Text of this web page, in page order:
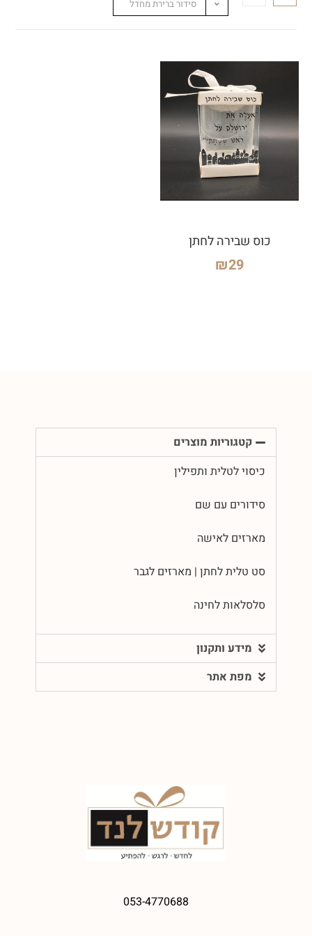
סידור ברירת מחדל
כוס שבירה לחתן
₪29
קטגוריות מוצרים
כיסוי לטלית ותפילין
סידורים עם שם
מארזים לאישה
סט טלית לחתן | מארזים לגבר
סלסלאות לחינה
מידע ותקנון
מפת אתר
053-4770688